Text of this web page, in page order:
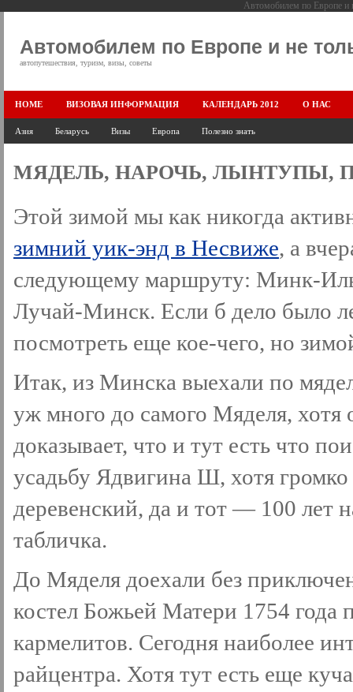
Автомобилем по Европе и
Автомобилем по Европе и не
автопутешествия, туризм, визы, советы
HOME ВИЗОВАЯ ИНФОРМАЦИЯ КАЛЕНДАРЬ 2012 О НАС
Азия Беларусь Визы Европа Полезно знать
МЯДЕЛЬ, НАРОЧЬ, ЛЫНТУПЫ,
Этой зимой мы как никогда
зимний уик-энд в Несвиже, а
следующему маршруту: Минк-
Лучай-Минск. Если б дело было
посмотреть еще кое-чего, но
Итак, из Минска выехали по
уж много до самого Мяделя, хотя
доказывает, что и тут есть что
усадьбу Ядвигина Ш, хотя
деревенский, да и тот — 100 лет
табличка.
До Мяделя доехали без
костел Божьей Матери 1754 года
кармелитов. Сегодня наиболее
райцентра. Хотя тут есть еще